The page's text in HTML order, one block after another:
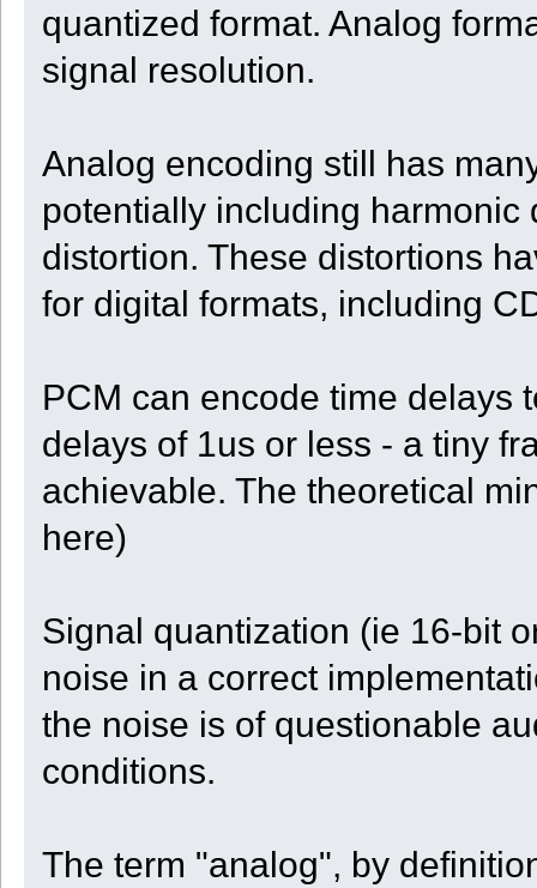
quantized format. Analog
signal resolution.
Analog encoding still has
potentially including
distortion. These distortions
for digital formats, including
PCM can encode time delays
delays of 1us or less - a tiny
achievable. The theoretical
here)
Signal quantization (ie 16-bit
noise in a correct
the noise is of questionable
conditions.
The term "analog", by